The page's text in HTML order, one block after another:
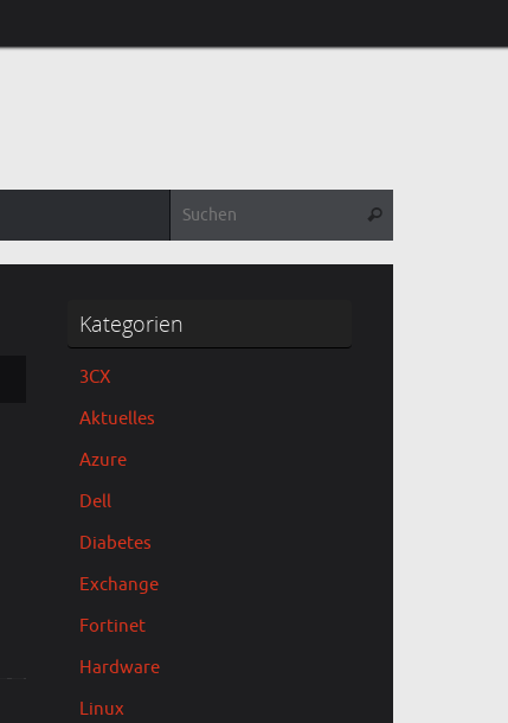
Suchen
Kategorien
3CX
Aktuelles
Azure
Dell
Diabetes
Exchange
Fortinet
Hardware
Linux